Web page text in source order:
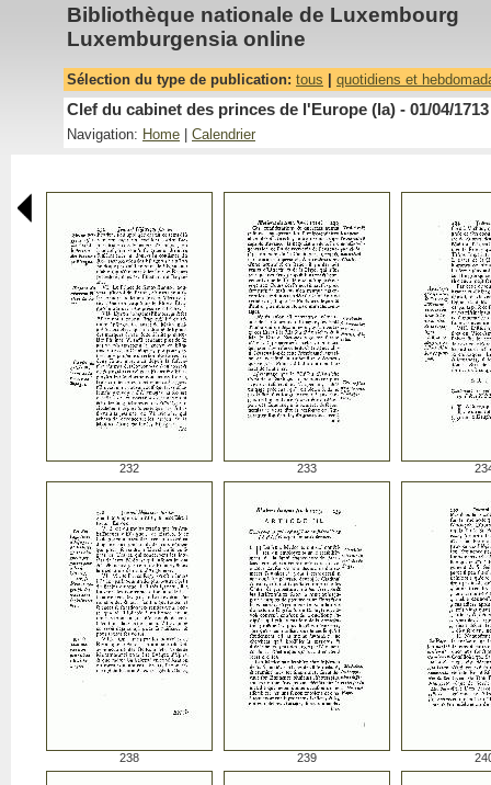
Bibliothèque nationale de Luxembourg
Luxemburgensia online
Sélection du type de publication: tous quotidiens et
Clef du cabinet des princes de l'Europe (la) - 01/04/1713
Navigation: Home Calendrier
232 233
238 239